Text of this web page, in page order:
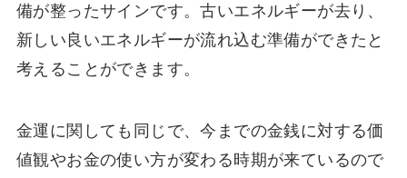
備が整ったサインです。古いエネルギーが去り、
新しい良いエネルギーが流れ込む準備ができたと
考えることができます。
金運に関しても同じで、今までの金銭に対する価
値観やお金の使い方が変わる時期が来ているので